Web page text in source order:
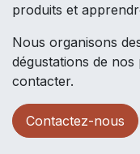
produits et
Nous organisons
dégustations de
contacter.
Contactez-nous